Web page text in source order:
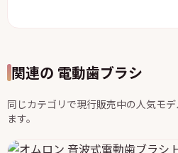
関連の 電動歯ブラシ
同じカテゴリで現行販売中の人気モ
ます。